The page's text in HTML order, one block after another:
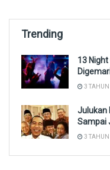
Trending
13
3
Julukan
Sampai
3